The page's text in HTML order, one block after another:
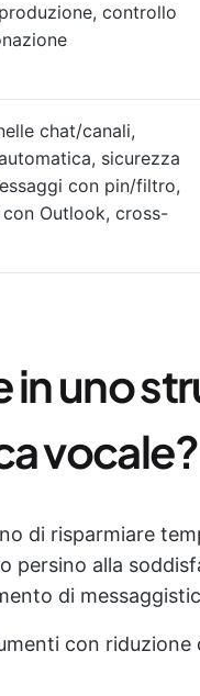
controllo
chat/canali,
sicurezza
con pin/filtro,
Outlook, cross-
in uno
vocale?
di risparmiare
persino alla
di
con